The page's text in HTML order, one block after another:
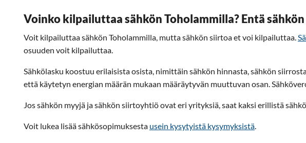
Voinko kilpailuttaa sähkön Toholammilla? Entä
Voit kilpailuttaa sähkön Toholammilla, mutta sähkön siirtoa et voi kilpailuttaa.
osuuden voit kilpailuttaa.
Sähkölasku koostuu erilaisista osista, nimittäin sähkön hinnasta, sähkön
että käytetyn energian määrän mukaan määräytyvän muuttuvan osan.
Jos sähkön myyjä ja sähkön siirtoyhtiö ovat eri yrityksiä, saat kaksi erillistä
Voit lukea lisää sähkösopimuksesta usein kysytyistä kysymyksistä.